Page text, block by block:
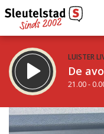
LUISTER
De
21.00 -
STRAKS:
De nacht van